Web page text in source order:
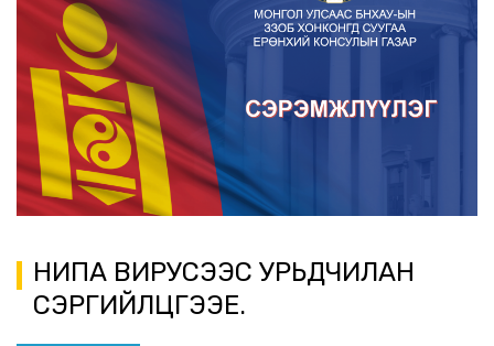
НИПА ВИРУСЭЭС УРЬДЧИЛАН
СЭРГИЙЛЦГЭЭЕ.